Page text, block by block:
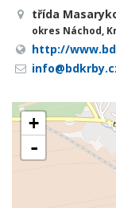
třída
okres Náchod,
http://
+
-